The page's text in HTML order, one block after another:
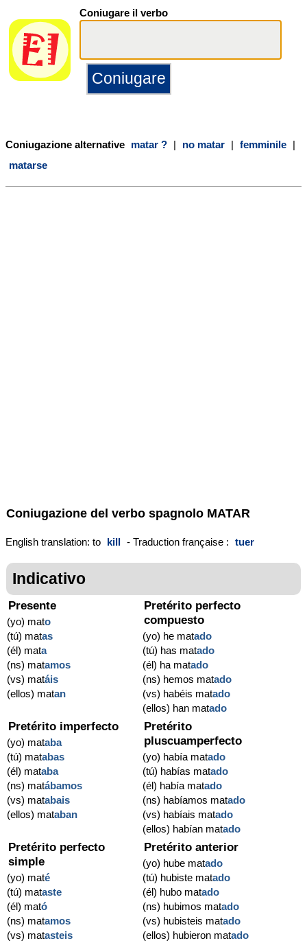
Coniugare il verbo
Coniugazione alternative matar ? | no matar | femminile |
matarse
Coniugazione del verbo spagnolo MATAR
English translation: to kill - Traduction française : tuer
Indicativo
Presente
(yo) mato
(tú) matas
(él) mata
(ns) matamos
(vs) matáis
(ellos) matan
Pretérito perfecto
compuesto
(yo) he matado
(tú) has matado
(él) ha matado
(ns) hemos matado
(vs) habéis matado
(ellos) han matado
Pretérito imperfecto
(yo) mataba
(tú) matabas
(él) mataba
(ns) matábamos
(vs) matabais
(ellos) mataban
Pretérito
pluscuamperfecto
(yo) había matado
(tú) habías matado
(él) había matado
(ns) habíamos matado
(vs) habíais matado
(ellos) habían matado
Pretérito perfecto
simple
(yo) maté
(tú) mataste
(él) mató
(ns) matamos
(vs) matasteis
Pretérito anterior
(yo) hube matado
(tú) hubiste matado
(él) hubo matado
(ns) hubimos matado
(vs) hubisteis matado
(ellos) hubieron matado